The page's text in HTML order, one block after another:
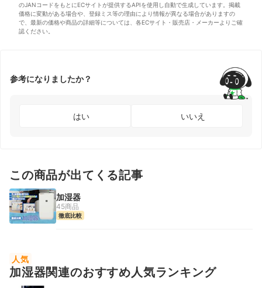
のJANコードをもとにECサイトが提供するAPIを使用し自動で生成しています。掲載
価格に変動がある場合や、登録ミス等の理由により情報が異なる場合がありますの
で、最新の価格や商品の詳細等については、各ECサイト・販売店・メーカーよりご確
認ください。
参考になりましたか？
はい いいえ
この商品が出てくる記事
加湿器
45商品
徹底比較
人気
加湿器関連のおすすめ人気ランキング